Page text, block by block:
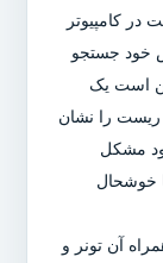
کامپیوتر
خود جستجو
است یک
ریست را نشان
مشکل
خوشحال
آن تونر و